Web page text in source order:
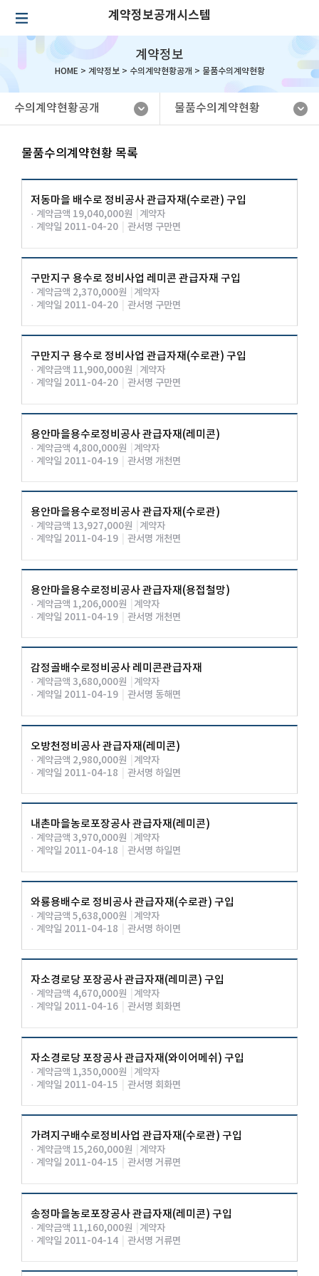
계약정보공개시스템
계약정보
HOME > 계약정보> 수의계약현황공개 > 물품수의계약현황
수의계약현황공개 물품수의계약현황
물품수의계약현황 목록
저동마을 배수로 정비공사 관급자재(수로관) 구입
· 계약금액 19,040,000원
계약자
· 계약일 2011-04-20
관서명 구만면
구만지구 용수로 정비사업 레미콘 관급자재 구입
· 계약금액 2,370,000원
계약자
· 계약일 2011-04-20
관서명 구만면
구만지구 용수로 정비사업 관급자재(수로관) 구입
· 계약금액 11,900,000원
계약자
· 계약일 2011-04-20
관서명 구만면
용안마을용수로정비공사 관급자재(레미콘)
· 계약금액 4,800,000원
계약자
· 계약일 2011-04-19
관서명 개천면
용안마을용수로정비공사 관급자재(수로관)
· 계약금액 13,927,000원
계약자
· 계약일 2011-04-19
관서명 개천면
용안마을용수로정비공사 관급자재(용접철망)
· 계약금액 1,206,000원
계약자
· 계약일 2011-04-19
관서명 개천면
감정골배수로정비공사 레미콘관급자재
· 계약금액 3,680,000원
계약자
· 계약일 2011-04-19
관서명 동해면
오방천정비공사 관급자재(레미콘)
· 계약금액 2,980,000원
계약자
· 계약일 2011-04-18
관서명 하일면
내촌마을농로포장공사 관급자재(레미콘)
· 계약금액 3,970,000원
계약자
· 계약일 2011-04-18
관서명 하일면
와룡용배수로 정비공사 관급자재(수로관) 구입
· 계약금액 5,638,000원
계약자
· 계약일 2011-04-18
관서명 하이면
자소경로당 포장공사 관급자재(레미콘) 구입
· 계약금액 4,670,000원
계약자
· 계약일 2011-04-16
관서명 회화면
자소경로당 포장공사 관급자재(와이어메쉬) 구입
· 계약금액 1,350,000원
계약자
· 계약일 2011-04-15
관서명 회화면
가려지구배수로정비사업 관급자재(수로관) 구입
· 계약금액 15,260,000원
계약자
· 계약일 2011-04-15
관서명 거류면
송정마을농로포장공사 관급자재(레미콘) 구입
· 계약금액 11,160,000원
계약자
· 계약일 2011-04-14
관서명 거류면